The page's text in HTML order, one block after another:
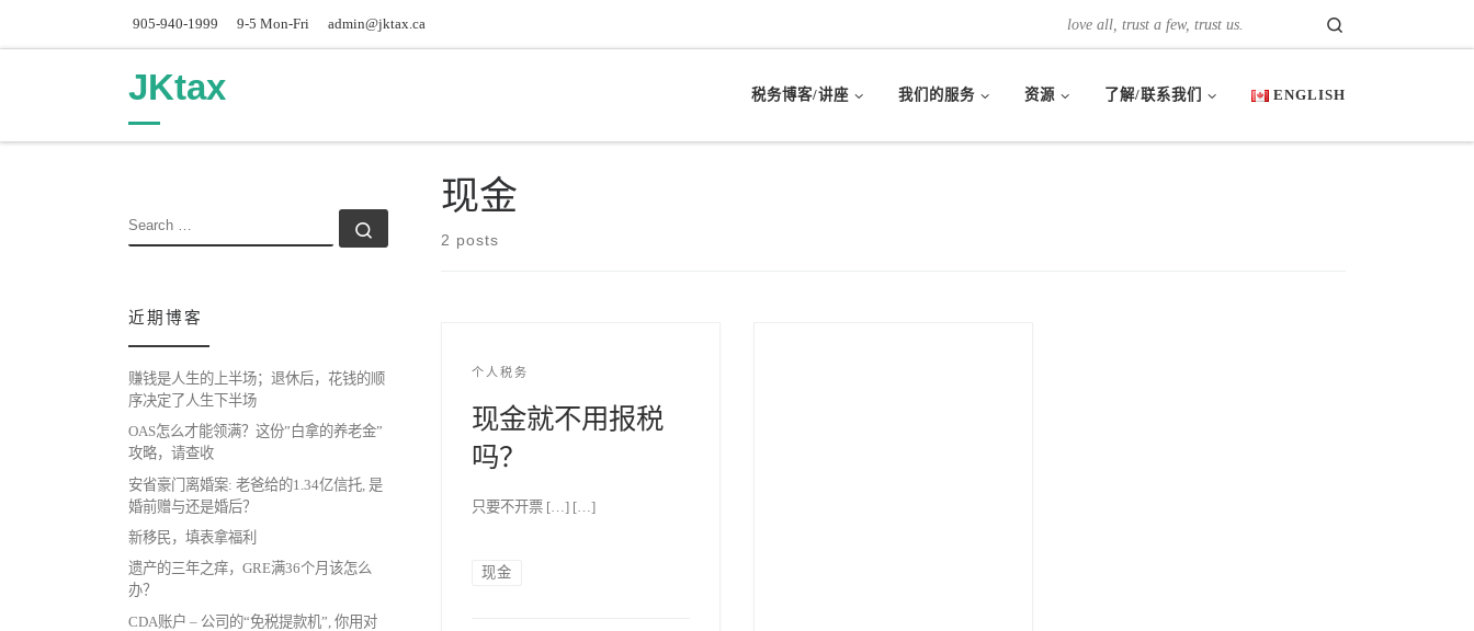
905-940-1999 9-5 Mon-Fri admin@jktax.ca love all, trust a few, trust us.
JKtax 税务博客/讲座 我们的服务 资源 了解/联系我们 ENGLISH
现金
2 posts
个人税务
现金就不用报税
吗？
只要不开票 […] […]
现金
SEARCH
近期博客
赚钱是人生的上半场；退休后，花钱的顺
序决定了人生下半场
OAS怎么才能领满？这份”白拿的养老金”
攻略，请查收
安省豪门离婚案: 老爸给的1.34亿信托, 是
婚前赠与还是婚后？
新移民，填表拿福利
遗产的三年之痒，GRE满36个月该怎么
办？
CDA账户 – 公司的“免税提款机”, 你用对